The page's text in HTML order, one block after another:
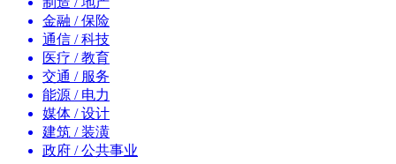
金融 / 保险
通信 / 科技
医疗 / 教育
交通 / 服务
能源 / 电力
媒体 / 设计
建筑 / 装潢
政府 / 公共事业